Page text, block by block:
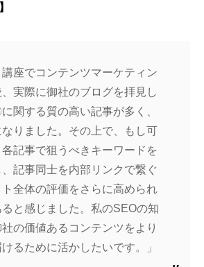
講座でコンテンツマーケティン
実際に御社のブログを拝見し
関する質の高い記事が多く、
りました。その上で、もし可
記事で狙うべきキーワードを
記事同士を内部リンクで繋ぐ
全体の評価をさらに高められ
と感じました。私のSEOの知
の価値あるコンテンツをより
るために活かしたいです。」